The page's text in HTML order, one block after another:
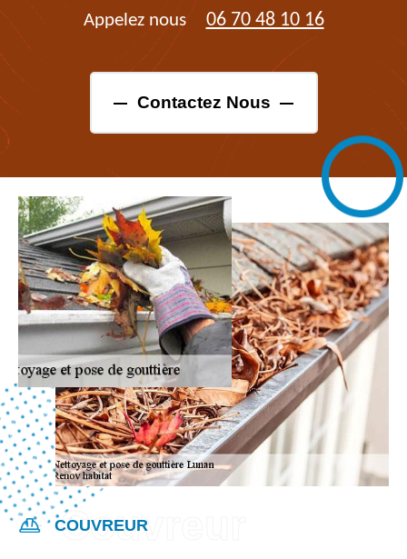
Appelez nous 06 70 48 10 16
Contactez Nous
COUVREUR